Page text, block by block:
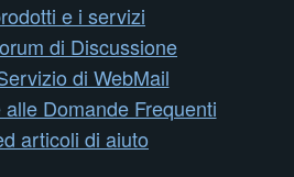
e i servizi
di Discussione
di WebMail
Domande Frequenti
articoli di aiuto